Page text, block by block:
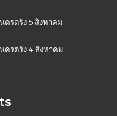
รตรัง 5 สิงหาคม
รตรัง 4 สิงหาคม